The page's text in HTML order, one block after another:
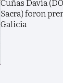
Sacra) foron
Galicia